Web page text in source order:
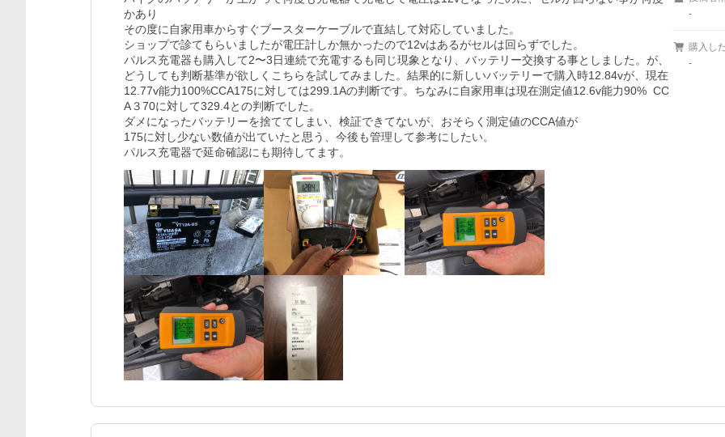
かあり
その度に自家用車からすぐブースターケーブルで直結して対応していました。
ショップで診てもらいましたが電圧計しか無かったので12vはあるがセルは回らずでした。
パルス充電器も購入して2〜3日連続で充電するも同じ現象となり、バッテリー交換する事としました。が、
どうしても判断基準が欲しくこちらを試してみました。結果的に新しいバッテリーで購入時12.84vが、現在
12.77v能力100%CCA175に対しては299.1Aの判断です。ちなみに自家用車は現在測定値12.6v能力90%  CC
A３70に対して329.4との判断でした。
ダメになったバッテリーを捨ててしまい、検証できてないが、おそらく測定値のCCA値が
175に対し少ない数値が出ていたと思う、今後も管理して参考にしたい。
パルス充電器で延命確認にも期待してます。
-
購入し
-